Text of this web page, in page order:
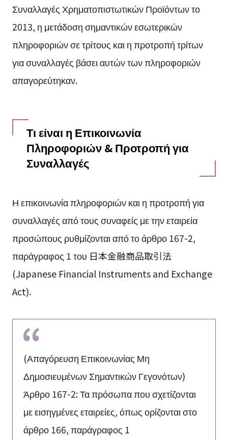
Συναλλαγές Χρηματοπιστωτικών Προϊόντων το
2013, η μετάδοση σημαντικών εσωτερικών
πληροφοριών σε τρίτους και η προτροπή τρίτων
για συναλλαγές βάσει αυτών των πληροφοριών
απαγορεύτηκαν.
Τι είναι η Επικοινωνία
Πληροφοριών & Προτροπή για
Συναλλαγές
Η επικοινωνία πληροφοριών και η προτροπή για
συναλλαγές από τους συναφείς με την εταιρεία
προσώπους ρυθμίζονται από το άρθρο 167-2,
παράγραφος 1 του 日本金融商品取引法
(Japanese Financial Instruments and Exchange
Act).
(Απαγόρευση Επικοινωνίας Μη
Δημοσιευμένων Σημαντικών Γεγονότων)
Άρθρο 167-2: Τα πρόσωπα που σχετίζονται
με εισηγμένες εταιρείες, όπως ορίζονται στο
άρθρο 166, παράγραφος 1